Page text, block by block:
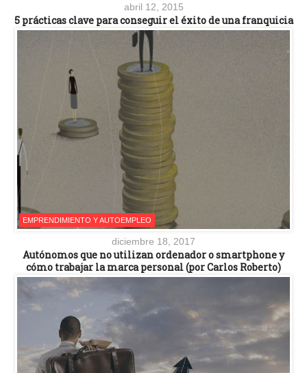
abril 12, 2015
5 prácticas clave para conseguir el éxito de una franquicia
EMPRENDIMIENTO Y AUTOEMPLEO
diciembre 18, 2017
Autónomos que no utilizan ordenador o smartphone y
cómo trabajar la marca personal (por Carlos Roberto)